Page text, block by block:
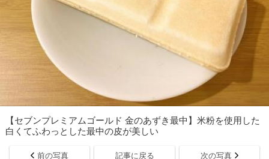
【セブンプレミアムゴールド 金のあずき最中】米粉を使用した
白くてふわっとした最中の皮が美しい
前の写真 記事に戻る 次の写真